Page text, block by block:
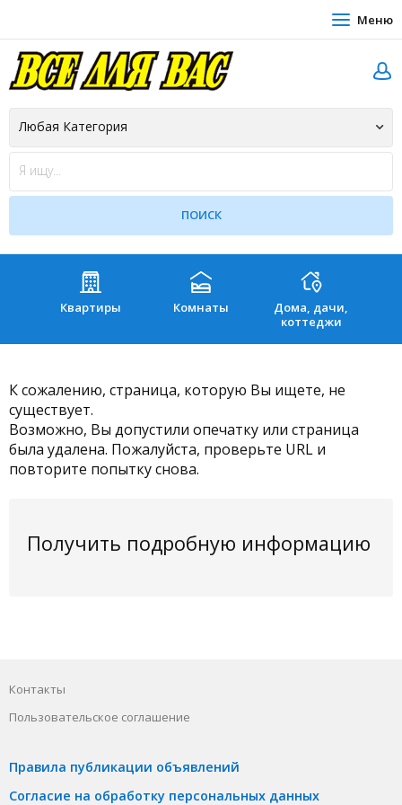
Меню
Квартиры Комнаты
Дома, дачи,
коттеджи
К сожалению, страница, которую Вы ищете, не
существует.
Возможно, Вы допустили опечатку или страница
была удалена. Пожалуйста, проверьте URL и
повторите попытку снова.
Получить подробную информацию
Контакты
Пользовательское соглашение
Правила публикации объявлений
Согласие на обработку персональных данных